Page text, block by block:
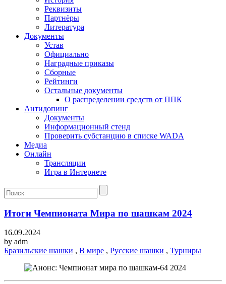
Реквизиты
Партнёры
Литература
Документы
Устав
Официально
Наградные приказы
Сборные
Рейтинги
Остальные документы
О распределении средств от ППК
Антидопинг
Документы
Информационный стенд
Проверить субстанцию в списке WADA
Медиа
Онлайн
Трансляции
Игра в Интернете
Итоги Чемпионата Мира по шашкам 2024
16.09.2024
by adm
Бразильские шашки , В мире , Русские шашки , Турниры